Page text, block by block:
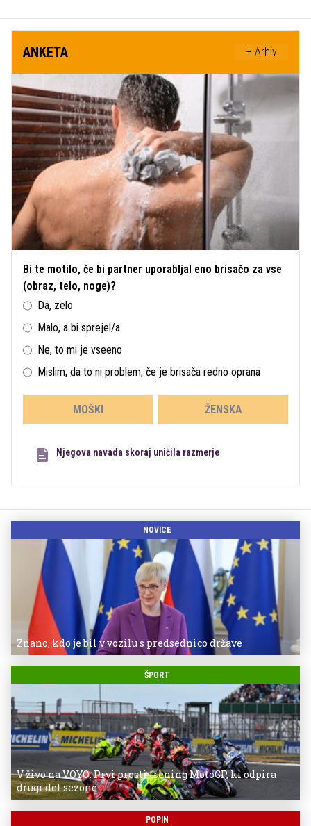
ANKETA + Arhiv
Bi te motilo, če bi partner uporabljal eno brisačo za vse
(obraz, telo, noge)?
Da, zelo
Malo, a bi sprejel/a
Ne, to mi je vseeno
Mislim, da to ni problem, če je brisača redno oprana
MOŠKI ŽENSKA
Njegova navada skoraj uničila razmerje
NOVICE
Znano, kdo je bil v vozilu s predsednico države
ŠPORT
V živo na VOYO: Prvi prosti trening MotoGP, ki odpira
drugi del sezone
POPIN